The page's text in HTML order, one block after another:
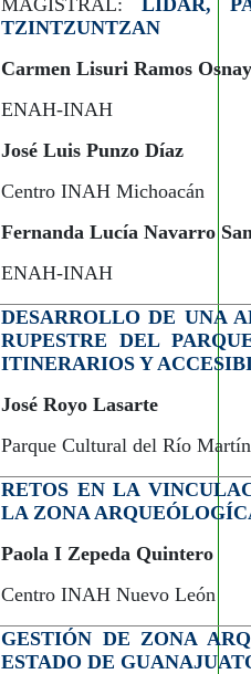
MAGISTRAL:LIDAR,
TZINTZUNTZAN
Carmen Lisuri Ramos
ENAH-INAH
José Luis Punzo Díaz
Centro INAH Michoacán
Fernanda Lucía Navarro
ENAH-INAH
DESARROLLO DE UNA
RUPESTRE DEL
ITINERARIOS Y
José Royo Lasarte
Parque Cultural del Río
RETOS EN LA
LA ZONA
Paola I Zepeda Quintero
Centro INAH Nuevo León
GESTIÓN DE ZONA
ESTADO DE